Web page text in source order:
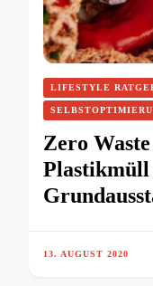
LIFESTYLE
Zero
13. AUGUST 2020